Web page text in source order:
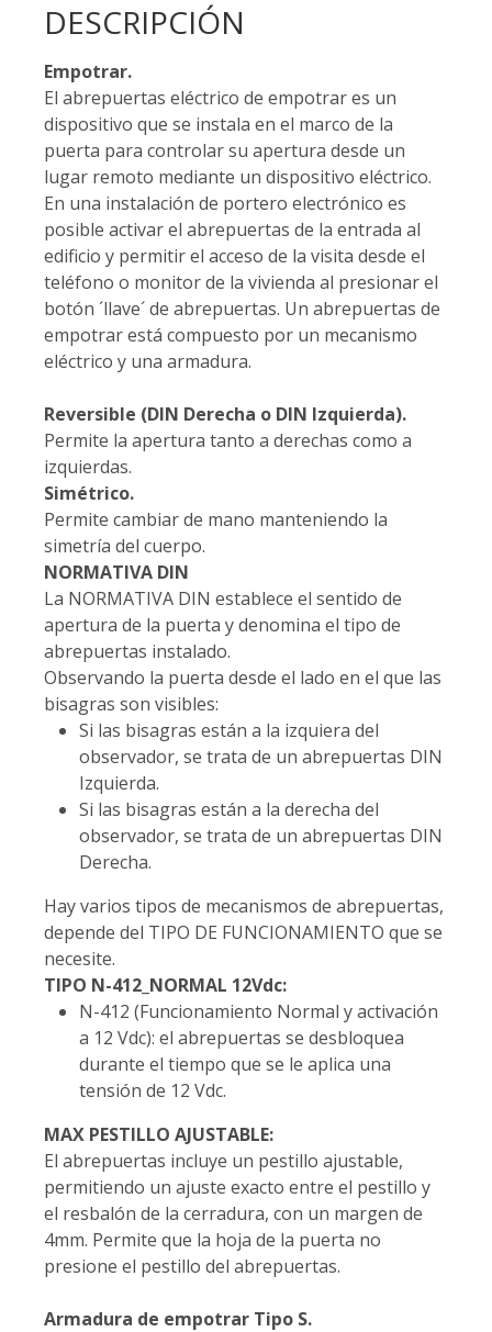
DESCRIPCIÓN
Empotrar.
El abrepuertas eléctrico de empotrar es un
dispositivo que se instala en el marco de la
puerta para controlar su apertura desde un
lugar remoto mediante un dispositivo eléctrico.
En una instalación de portero electrónico es
posible activar el abrepuertas de la entrada al
edificio y permitir el acceso de la visita desde el
teléfono o monitor de la vivienda al presionar el
botón ´llave´ de abrepuertas. Un abrepuertas de
empotrar está compuesto por un mecanismo
eléctrico y una armadura.
Reversible (DIN Derecha o DIN Izquierda).
Permite la apertura tanto a derechas como a
izquierdas.
Simétrico.
Permite cambiar de mano manteniendo la
simetría del cuerpo.
NORMATIVA DIN
La NORMATIVA DIN establece el sentido de
apertura de la puerta y denomina el tipo de
abrepuertas instalado.
Observando la puerta desde el lado en el que las
bisagras son visibles:
Si las bisagras están a la izquiera del
observador, se trata de un abrepuertas DIN
Izquierda.
Si las bisagras están a la derecha del
observador, se trata de un abrepuertas DIN
Derecha.
Hay varios tipos de mecanismos de abrepuertas,
depende del TIPO DE FUNCIONAMIENTO que se
necesite.
TIPO N-412_NORMAL 12Vdc:
N-412 (Funcionamiento Normal y activación
a 12 Vdc): el abrepuertas se desbloquea
durante el tiempo que se le aplica una
tensión de 12 Vdc.
MAX PESTILLO AJUSTABLE:
El abrepuertas incluye un pestillo ajustable,
permitiendo un ajuste exacto entre el pestillo y
el resbalón de la cerradura, con un margen de
4mm. Permite que la hoja de la puerta no
presione el pestillo del abrepuertas.
Armadura de empotrar Tipo S.